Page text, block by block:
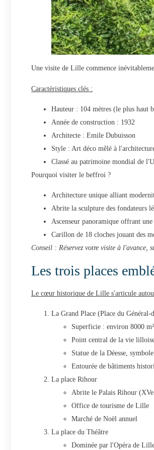
Une visite de Lille commence
Caractéristiques clés :
Hauteur : 104 mètres (le plus haut
Année de construction : 1932
Architecte : Emile Dubuisson
Style : Art déco mêlé à
Classé au patrimoine mondial de
Pourquoi visiter le beffroi ?
Architecture unique alliant
Abrite la sculpture des fondateurs
Ascenseur panoramique offrant
Carillon de 18 cloches jouant des
Conseil : Réservez votre visite à l'avance,
Les trois places
Le cœur historique de Lille s'articule
La Grand Place (Place du Général-
Superficie : environ 8000 m²
Point central de la vie
Statue de la Déesse,
Entourée de bâtiments
La place Rihour
Abrite le Palais Rihour (XVe
Office de tourisme de Lille
Marché de Noël annuel
La place du Théâtre
Dominée par l'Opéra de